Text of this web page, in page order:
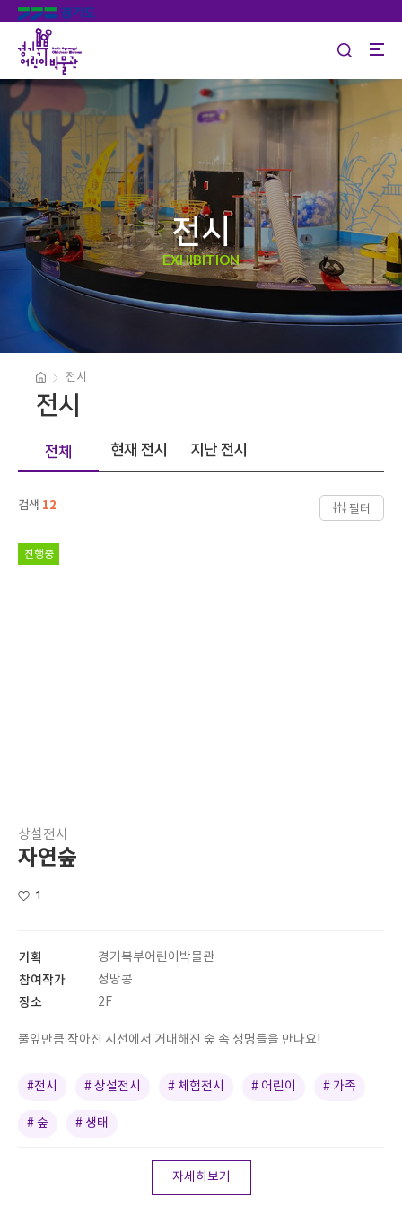
전시
EXHIBITION
전시
전시
전체 현재 전시 지난 전시
검색 12 필터
진행중
상설전시
자연숲
1
기획 경기북부어린이박물관
참여작가 정땅콩
장소 2F
풀잎만큼 작아진 시선에서 거대해진 숲 속 생명들을 만나요!
#전시 # 상설전시 # 체험전시 # 어린이 # 가족
# 숲 # 생태
자세히보기